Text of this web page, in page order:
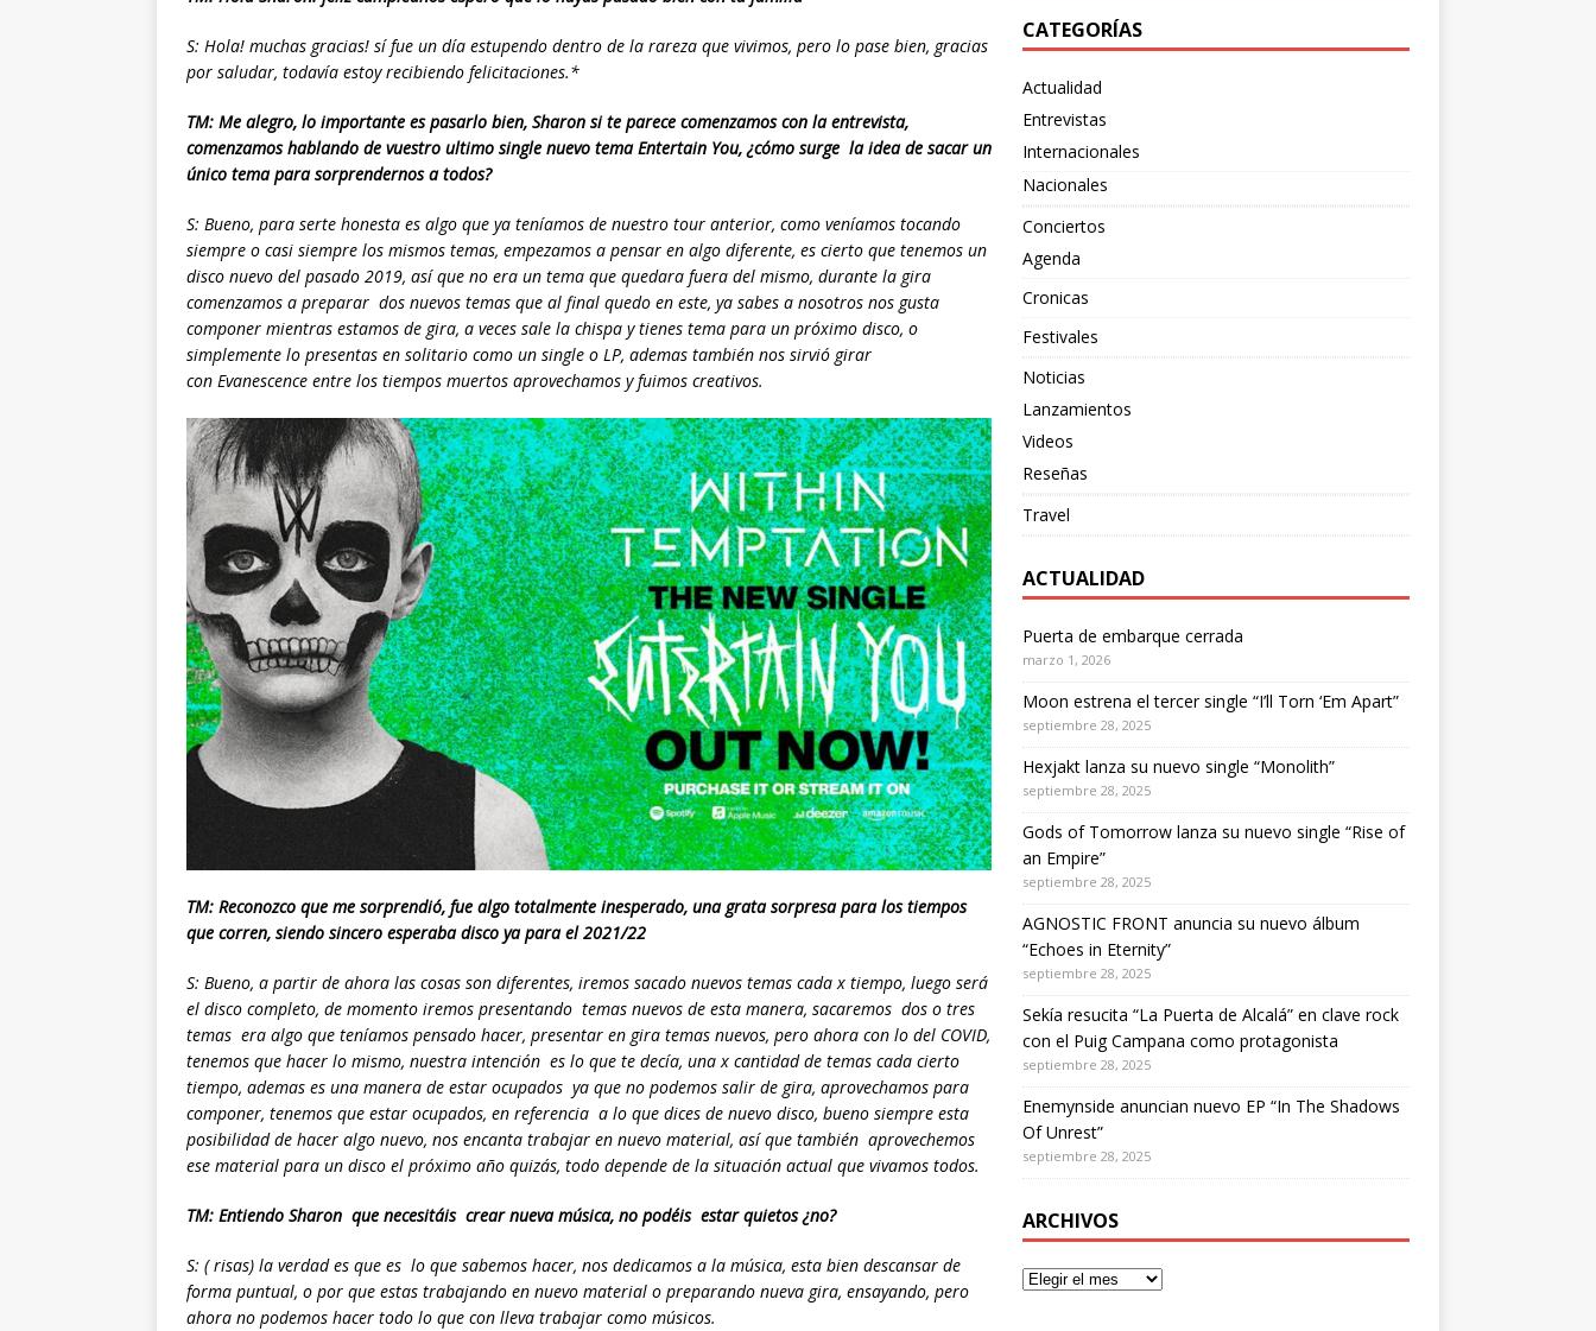
S: Hola! muchas gracias! sí fue un día estupendo dentro de la rareza que vivimos, pero lo pase bien, gracias
por saludar, todavía estoy recibiendo felicitaciones.*
TM: Me alegro, lo importante es pasarlo bien, Sharon si te parece comenzamos con la entrevista,
comenzamos hablando de vuestro ultimo single nuevo tema Entertain You, ¿cómo surge la idea de sacar un
único tema para sorprendernos a todos?
S: Bueno, para serte honesta es algo que ya teníamos de nuestro tour anterior, como veníamos tocando
siempre o casi siempre los mismos temas, empezamos a pensar en algo diferente, es cierto que tenemos un
disco nuevo del pasado 2019, así que no era un tema que quedara fuera del mismo, durante la gira
comenzamos a preparar dos nuevos temas que al final quedo en este, ya sabes a nosotros nos gusta
componer mientras estamos de gira, a veces sale la chispa y tienes tema para un próximo disco, o
simplemente lo presentas en solitario como un single o LP, ademas también nos sirvió girar
con Evanescence entre los tiempos muertos aprovechamos y fuimos creativos.
TM: Reconozco que me sorprendió, fue algo totalmente inesperado, una grata sorpresa para los tiempos
que corren, siendo sincero esperaba disco ya para el 2021/22
S: Bueno, a partir de ahora las cosas son diferentes, iremos sacado nuevos temas cada x tiempo, luego será
el disco completo, de momento iremos presentando temas nuevos de esta manera, sacaremos dos o tres
temas era algo que teníamos pensado hacer, presentar en gira temas nuevos, pero ahora con lo del COVID,
tenemos que hacer lo mismo, nuestra intención es lo que te decía, una x cantidad de temas cada cierto
tiempo, ademas es una manera de estar ocupados ya que no podemos salir de gira, aprovechamos para
componer, tenemos que estar ocupados, en referencia a lo que dices de nuevo disco, bueno siempre esta
posibilidad de hacer algo nuevo, nos encanta trabajar en nuevo material, así que también aprovechemos
ese material para un disco el próximo año quizás, todo depende de la situación actual que vivamos todos.
TM: Entiendo Sharon que necesitáis crear nueva música, no podéis estar quietos ¿no?
S: ( risas) la verdad es que es lo que sabemos hacer, nos dedicamos a la música, esta bien descansar de
forma puntual, o por que estas trabajando en nuevo material o preparando nueva gira, ensayando, pero
ahora no podemos hacer todo lo que con lleva trabajar como músicos.
CATEGORÍAS
Actualidad
Entrevistas
Internacionales
Nacionales
Conciertos
Agenda
Cronicas
Festivales
Noticias
Lanzamientos
Videos
Reseñas
Travel
ACTUALIDAD
Puerta de embarque cerrada
marzo 1, 2026
Moon estrena el tercer single “I’ll Torn ‘Em Apart”
septiembre 28, 2025
Hexjakt lanza su nuevo single “Monolith”
septiembre 28, 2025
Gods of Tomorrow lanza su nuevo single “Rise of
an Empire”
septiembre 28, 2025
AGNOSTIC FRONT anuncia su nuevo álbum
“Echoes in Eternity”
septiembre 28, 2025
Sekía resucita “La Puerta de Alcalá” en clave rock
con el Puig Campana como protagonista
septiembre 28, 2025
Enemynside anuncian nuevo EP “In The Shadows
Of Unrest”
septiembre 28, 2025
ARCHIVOS